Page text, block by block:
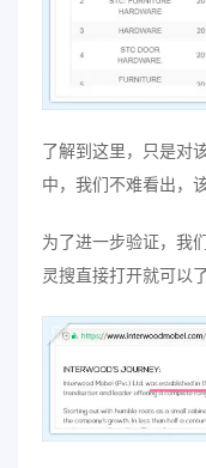
了解到这里，只是对
中，我们不难看出，
为了进一步验证，我
灵搜直接打开就可以了